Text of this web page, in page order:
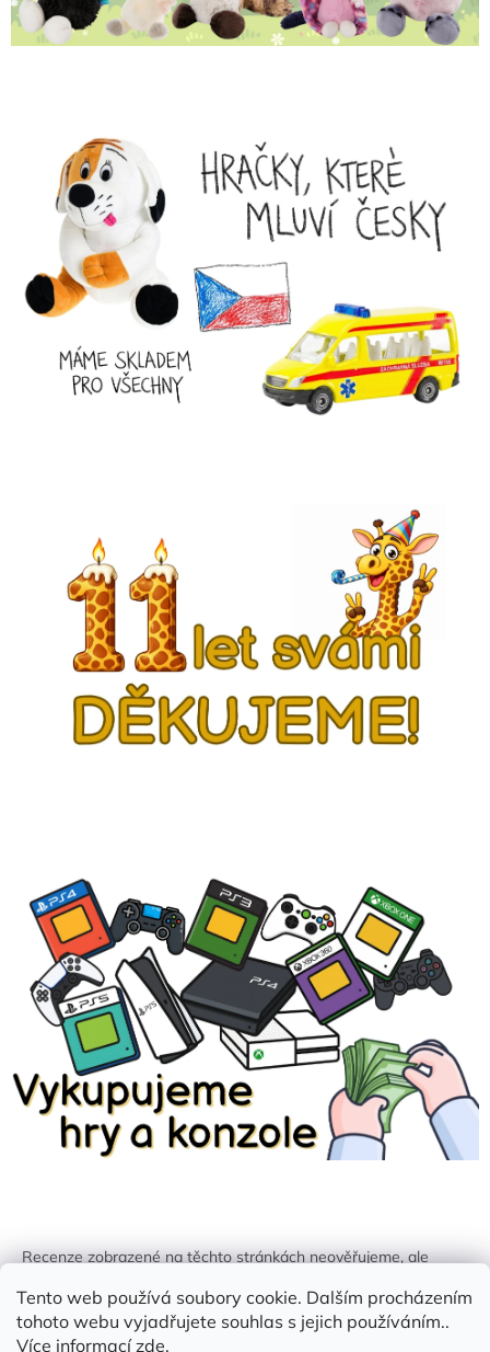
Tento web používá soubory cookie. Dalším procházením
tohoto webu vyjadřujete souhlas s jejich používáním..
Více informacízde.
Recenze zobrazené na těchto stránkách neověřujeme, ale
identifikován.